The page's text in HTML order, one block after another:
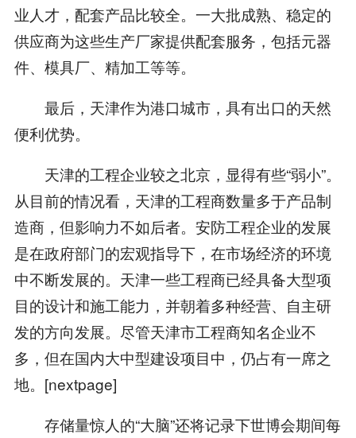
业人才，配套产品比较全。一大批成熟、稳定的
供应商为这些生产厂家提供配套服务，包括元器
件、模具厂、精加工等等。
最后，天津作为港口城市，具有出口的天然
便利优势。
天津的工程企业较之北京，显得有些“弱小”。
从目前的情况看，天津的工程商数量多于产品制
造商，但影响力不如后者。安防工程企业的发展
是在政府部门的宏观指导下，在市场经济的环境
中不断发展的。天津一些工程商已经具备大型项
目的设计和施工能力，并朝着多种经营、自主研
发的方向发展。尽管天津市工程商知名企业不
多，但在国内大中型建设项目中，仍占有一席之
地。[nextpage]
存储量惊人的“大脑”还将记录下世博会期间每